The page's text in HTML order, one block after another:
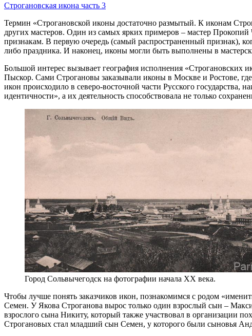
Строгановская икона часть 3
Термин «Строгановской иконы достаточно размытый. К иконам
других мастеров. Один из самых ярких примеров – мастер
признакам. В первую очередь (самый распространенный признак),
либо праздника. И наконец, иконы могли быть выполнены в
Большой интерес вызывает география исполнения
Пыскор. Сами Строгановы заказывали иконы в Москве и Ростове,
икон происходило в северо-восточной части Русского
идентичности», а их деятельность способствовала не только
Город Сольвычегодск на фотографии начала XX века.
Чтобы лучше понять заказчиков икон, познакомимся с родом
Семен. У Якова Строганова вырос только один взрослый сын –
взрослого сына Никиту, который также участвовал в организации
Строгановых стал младший сын Семен, у которого были сыновья